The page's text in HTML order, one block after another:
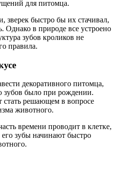
для питомца.
зверек быстро бы их стачивал,
в природе все устроено
зубов кроликов не
правила.
декоративного питомца,
зубов было при рождении.
стать решающем в вопросе
животного.
времени проводит в клетке,
его зубы начинают быстро